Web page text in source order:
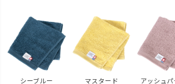
シーブルー マスタード アッシュパ